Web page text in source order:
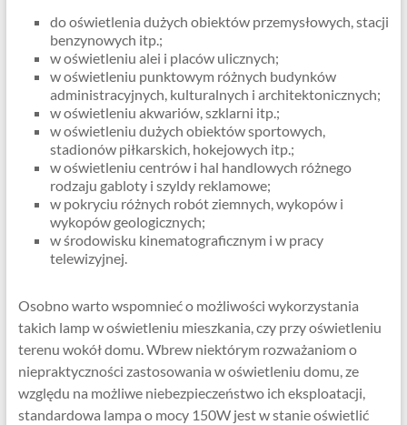
do oświetlenia dużych obiektów przemysłowych, stacji
benzynowych itp.;
w oświetleniu alei i placów ulicznych;
w oświetleniu punktowym różnych budynków
administracyjnych, kulturalnych i architektonicznych;
w oświetleniu akwariów, szklarni itp.;
w oświetleniu dużych obiektów sportowych,
stadionów piłkarskich, hokejowych itp.;
w oświetleniu centrów i hal handlowych różnego
rodzaju gabloty i szyldy reklamowe;
w pokryciu różnych robót ziemnych, wykopów i
wykopów geologicznych;
w środowisku kinematograficznym i w pracy
telewizyjnej.
Osobno warto wspomnieć o możliwości wykorzystania
takich lamp w oświetleniu mieszkania, czy przy oświetleniu
terenu wokół domu. Wbrew niektórym rozważaniom o
niepraktyczności zastosowania w oświetleniu domu, ze
względu na możliwe niebezpieczeństwo ich eksploatacji,
standardowa lampa o mocy 150W jest w stanie oświetlić